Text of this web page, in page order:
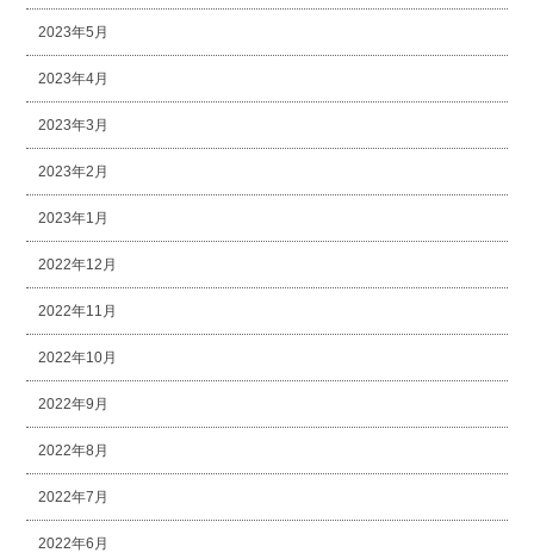
2023年5月
2023年4月
2023年3月
2023年2月
2023年1月
2022年12月
2022年11月
2022年10月
2022年9月
2022年8月
2022年7月
2022年6月